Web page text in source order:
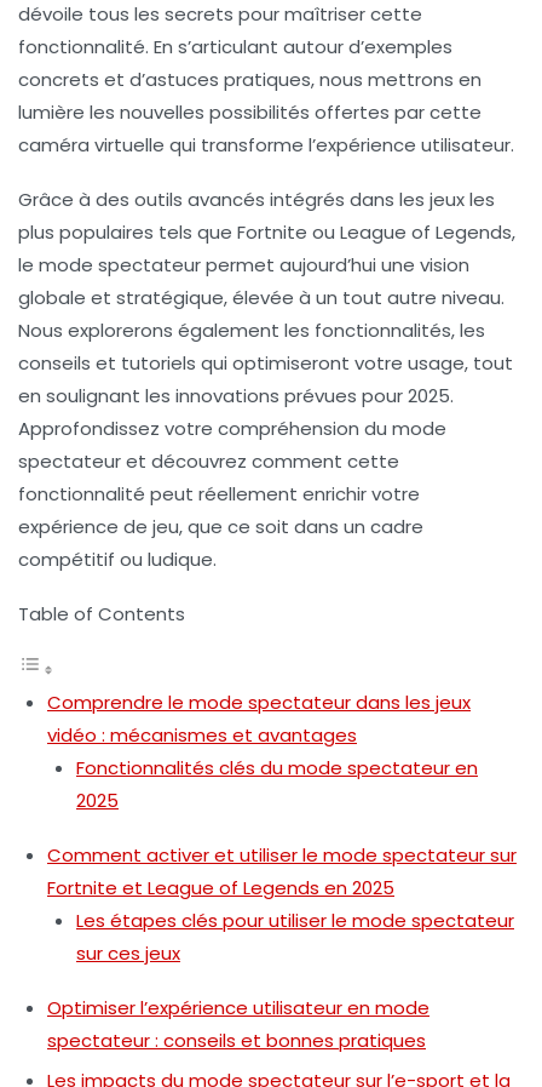
dévoile tous les secrets pour maîtriser cette
fonctionnalité. En s’articulant autour d’exemples
concrets et d’astuces pratiques, nous mettrons en
lumière les nouvelles possibilités offertes par cette
caméra virtuelle qui transforme l’expérience utilisateur.
Grâce à des outils avancés intégrés dans les jeux les
plus populaires tels que Fortnite ou League of Legends,
le mode spectateur permet aujourd’hui une vision
globale et stratégique, élevée à un tout autre niveau.
Nous explorerons également les fonctionnalités, les
conseils et tutoriels qui optimiseront votre usage, tout
en soulignant les innovations prévues pour 2025.
Approfondissez votre compréhension du mode
spectateur et découvrez comment cette
fonctionnalité peut réellement enrichir votre
expérience de jeu, que ce soit dans un cadre
compétitif ou ludique.
Table of Contents
Comprendre le mode spectateur dans les jeux
vidéo : mécanismes et avantages
Fonctionnalités clés du mode spectateur en
2025
Comment activer et utiliser le mode spectateur sur
Fortnite et League of Legends en 2025
Les étapes clés pour utiliser le mode spectateur
sur ces jeux
Optimiser l’expérience utilisateur en mode
spectateur : conseils et bonnes pratiques
Les impacts du mode spectateur sur l’e-sport et la